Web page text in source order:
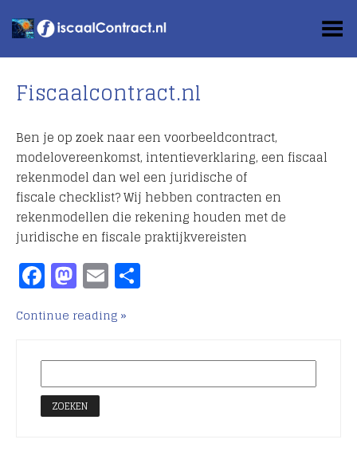
Toggle Menu
Fiscaalcontract.nl
Ben je op zoek naar een voorbeeldcontract,
modelovereenkomst, intentieverklaring, een fiscaal
rekenmodel dan wel een juridische of
fiscale checklist? Wij hebben contracten en
rekenmodellen die rekening houden met de
juridische en fiscale praktijkvereisten
Facebook
Mastodon
Email
Continue reading